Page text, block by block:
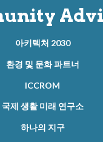
아키텍처 2030
환경 및 문화 파트너
ICCROM
국제 생활 미래 연구소
하나의 지구